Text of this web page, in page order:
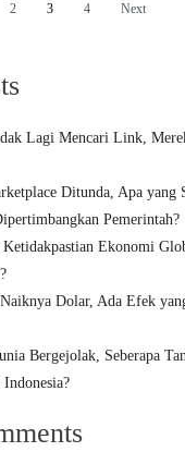
2 3 4 Next
Lagi Mencari Link,
Ditunda, Apa yang
Pemerintah?
Ketidakpastian Ekonomi
Dolar, Ada Efek
Bergejolak, Seberapa